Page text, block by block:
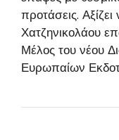
προτάσεις.
Χατζηνικολάου
Μέλος του νέου
Ευρωπαίων